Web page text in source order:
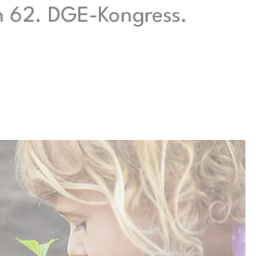
DGE-Kongress.